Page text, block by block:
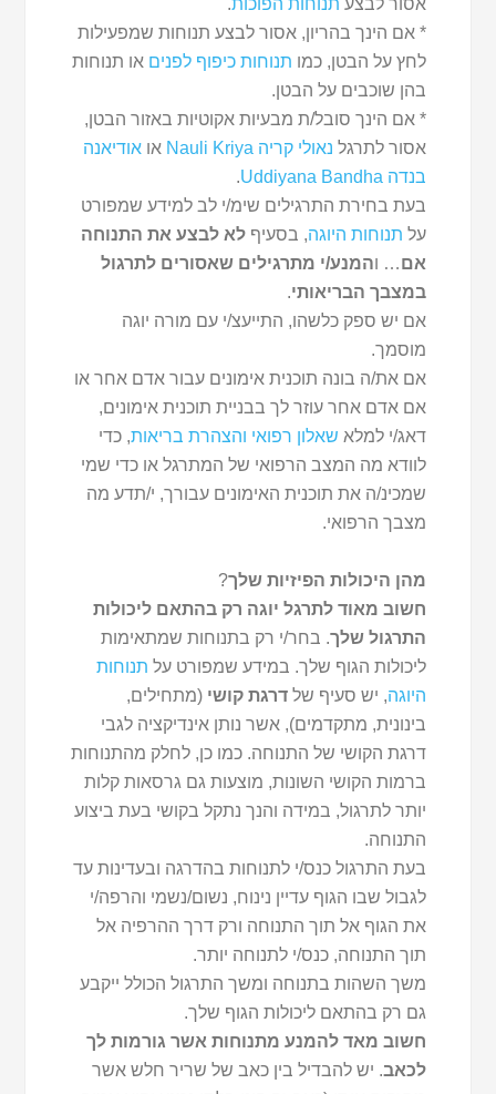
אסור לבצע תנוחות הפוכות.
* אם הינך בהריון, אסור לבצע תנוחות שמפעילות
לחץ על הבטן, כמו תנוחות כיפוף לפנים או תנוחות
בהן שוכבים על הבטן.
* אם הינך סובל/ת מבעיות אקוטיות באזור הבטן,
אסור לתרגל נאולי קריה Nauli Kriya אואודיאנה
בנדה Uddiyana Bandha
.
בעת בחירת התרגילים שימ/י לב למידע שמפורט
על תנוחות היוגה, בסעיףלא לבצע את התנוחה
אם… והמנע/י מתרגילים שאסורים לתרגול
במצבך הבריאותי.
אם יש ספק כלשהו, התייעצ/י עם מורה יוגה
מוסמך.
אם את/ה בונה תוכנית אימונים עבור אדם אחר או
אם אדם אחר עוזר לך בבניית תוכנית אימונים,
דאג/י למלא שאלון רפואי והצהרת בריאות, כדי
לוודא מה המצב הרפואי של המתרגל או כדי שמי
שמכינ/ה את תוכנית האימונים עבורך, י/תדע מה
מצבך הרפואי.
מהן היכולות הפיזיות שלך?
חשוב מאוד לתרגל יוגה רק בהתאם ליכולות
התרגול שלך. בחר/י רק בתנוחות שמתאימות
ליכולות הגוף שלך. במידע שמפורט על תנוחות
היוגה, יש סעיף שלדרגת קושי(מתחילים,
בינונית, מתקדמים), אשר נותן אינדיקציה לגבי
דרגת הקושי של התנוחה. כמו כן, לחלק מהתנוחות
ברמות הקושי השונות, מוצעות גם גרסאות קלות
יותר לתרגול, במידה והנך נתקל בקושי בעת ביצוע
התנוחה.
בעת התרגול כנס/י לתנוחות בהדרגה ובעדינות עד
לגבול שבו הגוף עדיין נינוח, נשום/נשמי והרפה/י
את הגוף אל תוך התנוחה ורק דרך ההרפיה אל
תוך התנוחה, כנס/י לתנוחה יותר.
משך השהות בתנוחה ומשך התרגול הכולל ייקבע
גם רק בהתאם ליכולות הגוף שלך.
חשוב מאד להמנע מתנוחות אשר גורמות לך
לכאב. יש להבדיל בין כאב של שריר חלש אשר